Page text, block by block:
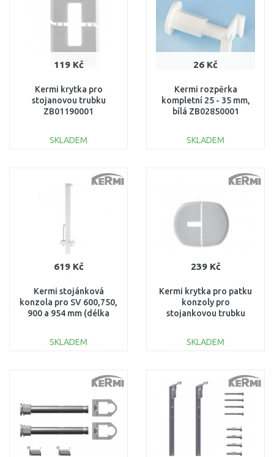
119 Kč
Kermi krytka pro
stojanovou trubku
ZB01190001
SKLADEM
Porovnat
26 Kč
Kermi rozpěrka
kompletní 25 - 35 mm,
bílá ZB02850001
SKLADEM
619 Kč
Kermi stojánková
konzola pro SV 600,750,
900 a 954 mm (délka
SKLADEM
239 Kč
Kermi krytka pro patku
konzoly pro
stojankovou trubku
SKLADEM
Porovnat